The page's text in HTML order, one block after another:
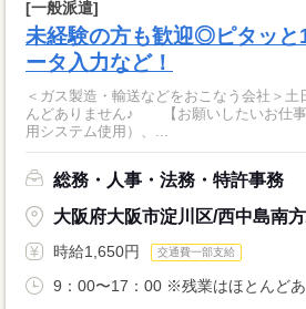
[一般派遣]
未経験の方も歓迎◎ピタッと
ータ入力など！
＜ガス製造・輸送などをおこなう会社＞土
んどありません♪ 【お願いしたいお仕事
用システム使用）、...
総務・人事・法務・特許事務
大阪府大阪市淀川区/西中島南方
時給1,650円 交通費一部支給
9：00〜17：00 ※残業はほとんど